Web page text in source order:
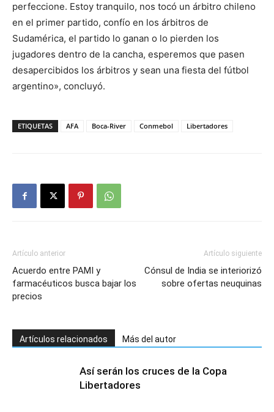
perfeccione. Estoy tranquilo, nos tocó un árbitro chileno
en el primer partido, confío en los árbitros de
Sudamérica, el partido lo ganan o lo pierden los
jugadores dentro de la cancha, esperemos que pasen
desapercibidos los árbitros y sean una fiesta del fútbol
argentino», concluyó.
ETIQUETAS AFA Boca-River Conmebol Libertadores
Artículo anterior
Acuerdo entre PAMI y
farmacéuticos busca bajar los
precios
Artículo siguiente
Cónsul de India se interiorizó
sobre ofertas neuquinas
Artículos relacionados Más del autor
Así serán los cruces de la Copa
Libertadores